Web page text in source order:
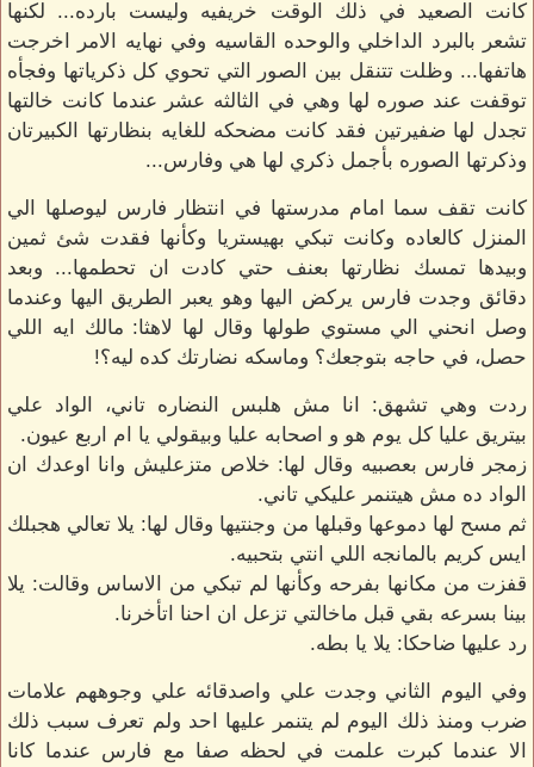
كانت الصعيد في ذلك الوقت خريفيه وليست بارده... لكنها
تشعر بالبرد الداخلي والوحده القاسيه وفي نهايه الامر اخرجت
هاتفها... وظلت تتنقل بين الصور التي تحوي كل ذكرياتها وفجأه
توقفت عند صوره لها وهي في الثالثه عشر عندما كانت خالتها
تجدل لها ضفيرتين فقد كانت مضحكه للغايه بنظارتها الكبيرتان
وذكرتها الصوره بأجمل ذكري لها هي وفارس...
كانت تقف سما امام مدرستها في انتظار فارس ليوصلها الي
المنزل كالعاده وكانت تبكي بهيستريا وكأنها فقدت شئ ثمين
وبيدها تمسك نظارتها بعنف حتي كادت ان تحطمها... وبعد
دقائق وجدت فارس يركض اليها وهو يعبر الطريق اليها وعندما
وصل انحني الي مستوي طولها وقال لها لاهثا: مالك ايه اللي
حصل، في حاجه بتوجعك؟ وماسكه نضارتك كده ليه؟!
ردت وهي تشهق: انا مش هلبس النضاره تاني، الواد علي
بيتريق عليا كل يوم هو و اصحابه عليا وبيقولي يا ام اربع عيون.
زمجر فارس بعصبيه وقال لها: خلاص متزعليش وانا اوعدك ان
الواد ده مش هيتنمر عليكي تاني.
ثم مسح لها دموعها وقبلها من وجنتيها وقال لها: يلا تعالي هجبلك
ايس كريم بالمانجه اللي انتي بتحبيه.
قفزت من مكانها بفرحه وكأنها لم تبكي من الاساس وقالت: يلا
بينا بسرعه بقي قبل ماخالتي تزعل ان احنا اتأخرنا.
رد عليها ضاحكا: يلا يا بطه.
وفي اليوم الثاني وجدت علي واصدقائه علي وجوههم علامات
ضرب ومنذ ذلك اليوم لم يتنمر عليها احد ولم تعرف سبب ذلك
الا عندما كبرت علمت في لحظه صفا مع فارس عندما كانا